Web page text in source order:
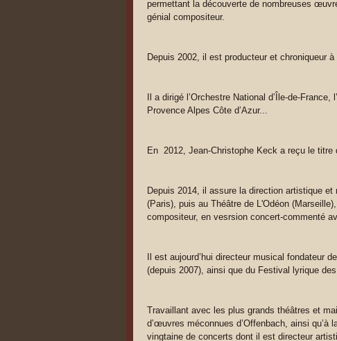
permettant la découverte de nombreuses
génial compositeur.
Depuis 2002, il est producteur et chroniqueur à
Il a dirigé l’Orchestre National d’Île-de-
Provence Alpes Côte d’Azur...
En 2012, Jean-Christophe Keck a reçu le
Depuis 2014, il assure la direction artistique
(Paris), puis au Théâtre de L'Odéon
compositeur, en vesrsion concert-commenté
Il est aujourd’hui directeur musical fondateur
(depuis 2007), ainsi que du Festival lyrique
Travaillant avec les plus grands théâtres et
d’œuvres méconnues d’Offenbach, ainsi
vingtaine de concerts dont il est directeur